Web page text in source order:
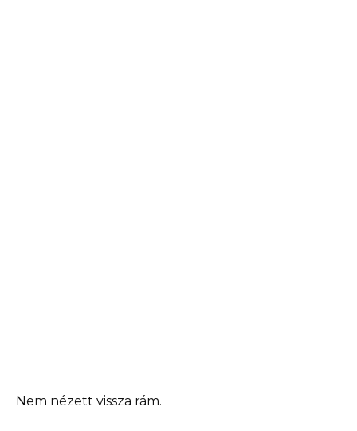
Nem nézett vissza rám.